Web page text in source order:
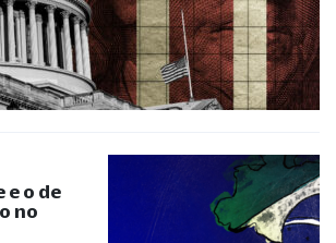
e o de
no